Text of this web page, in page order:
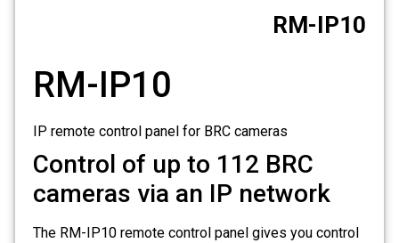
RM-IP10
RM-IP10
IP remote control panel for BRC cameras
Control of up to 112 BRC
cameras via an IP network
The RM-IP10 remote control panel gives you control